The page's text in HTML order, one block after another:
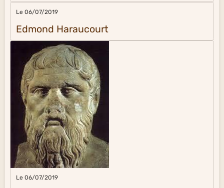
Le 06/07/2019
Edmond Haraucourt
Le 06/07/2019